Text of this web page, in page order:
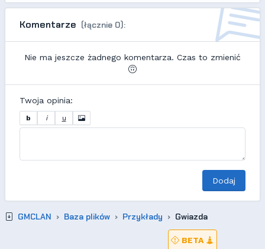
Komentarze (łącznie 0):
Nie ma jeszcze żadnego komentarza. Czas to zmienić
Twoja opinia:
b i u
Dodaj
GMCLAN Baza plików Przykłady Gwiazda
BETA